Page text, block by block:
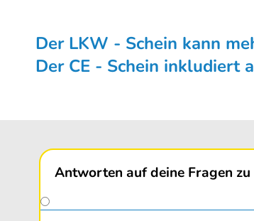
Der LKW - Schein kann
Der CE - Schein inkludiert
Antworten auf deine Fragen